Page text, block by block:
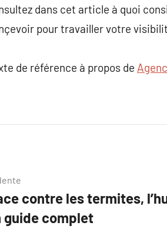
dans cet article à quoi
pour travailler votre
de référence à propos de
contre les termites,
guide complet